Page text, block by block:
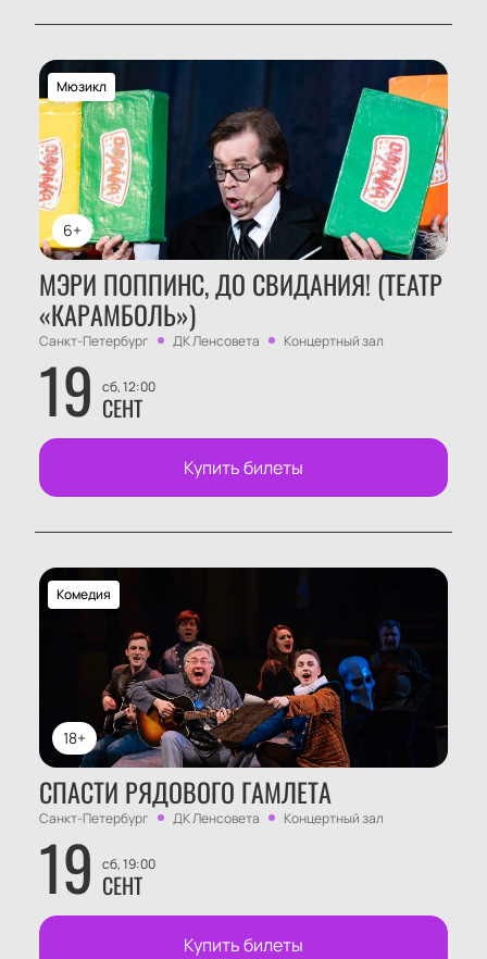
6+
Мюзикл
МЭРИ ПОППИНС, ДО СВИДАНИЯ! (ТЕАТР
«КАРАМБОЛЬ»)
Санкт-Петербург ДК Ленсовета Концертный зал
19 сб, 12:00
СЕНТ
Купить билеты
18+
Комедия
СПАСТИ РЯДОВОГО ГАМЛЕТА
Санкт-Петербург ДК Ленсовета Концертный зал
19 сб, 19:00
СЕНТ
Купить билеты